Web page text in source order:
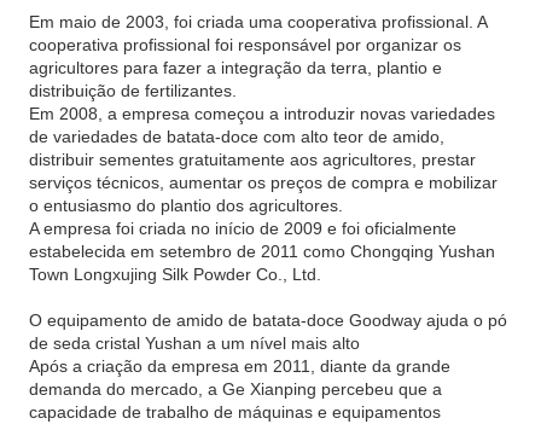
Em maio de 2003, foi criada uma cooperativa profissional. A
cooperativa profissional foi responsável por organizar os
agricultores para fazer a integração da terra, plantio e
distribuição de fertilizantes.
Em 2008, a empresa começou a introduzir novas variedades
de variedades de batata-doce com alto teor de amido,
distribuir sementes gratuitamente aos agricultores, prestar
serviços técnicos, aumentar os preços de compra e mobilizar
o entusiasmo do plantio dos agricultores.
A empresa foi criada no início de 2009 e foi oficialmente
estabelecida em setembro de 2011 como Chongqing Yushan
Town Longxujing Silk Powder Co., Ltd.
O equipamento de amido de batata-doce Goodway ajuda o pó
de seda cristal Yushan a um nível mais alto
Após a criação da empresa em 2011, diante da grande
demanda do mercado, a Ge Xianping percebeu que a
capacidade de trabalho de máquinas e equipamentos